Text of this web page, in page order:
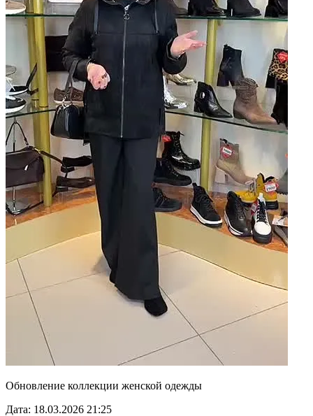
Обновление коллекции женской одежды
Дата: 18.03.2026 21:25